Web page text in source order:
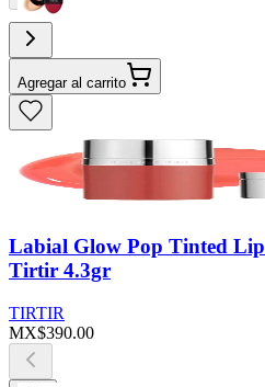
Agregar al carrito
Labial Glow Pop Tinted
Tirtir 4.3gr
TIRTIR
MX$390.00